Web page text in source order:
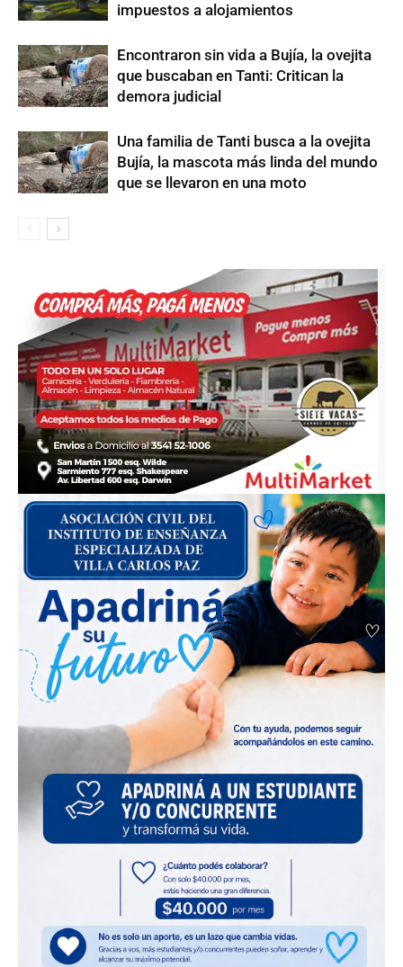
impuestos a alojamientos
Encontraron sin vida a Bujía, la ovejita
que buscaban en Tanti: Critican la
demora judicial
Una familia de Tanti busca a la ovejita
Bujía, la mascota más linda del mundo
que se llevaron en una moto